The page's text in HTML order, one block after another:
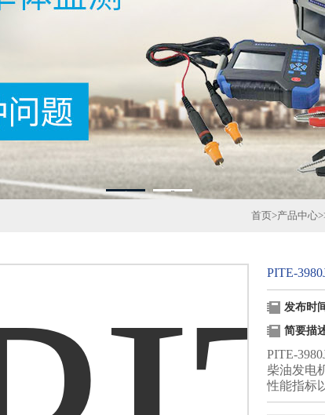
1 2
首页>产品中心
PITE-
发布时
简要描
PITE-
柴油发电
性能指标